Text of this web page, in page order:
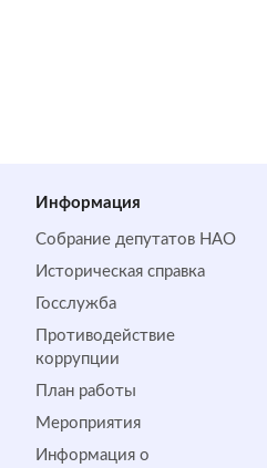
Информация
Собрание депутатов НАО
Историческая справка
Госслужба
Противодействие
коррупции
План работы
Мероприятия
Информация о